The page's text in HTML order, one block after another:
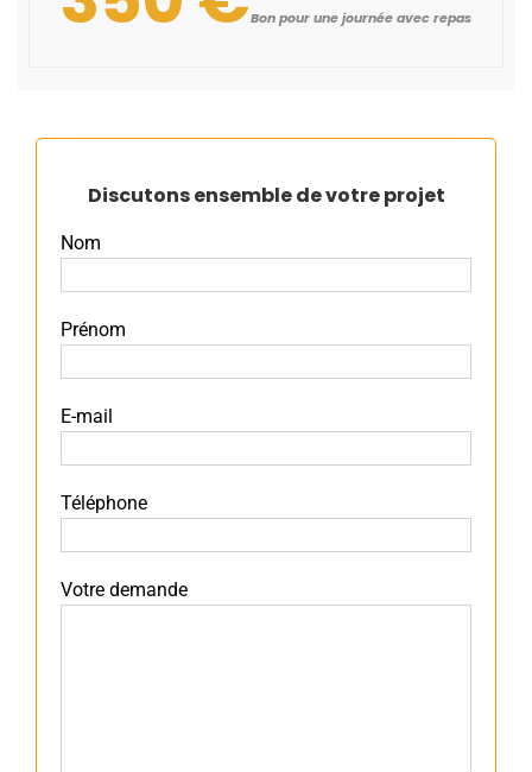
Bon pour une journée avec repas
Discutons ensemble de votre projet
Nom
Prénom
E-mail
Téléphone
Votre demande